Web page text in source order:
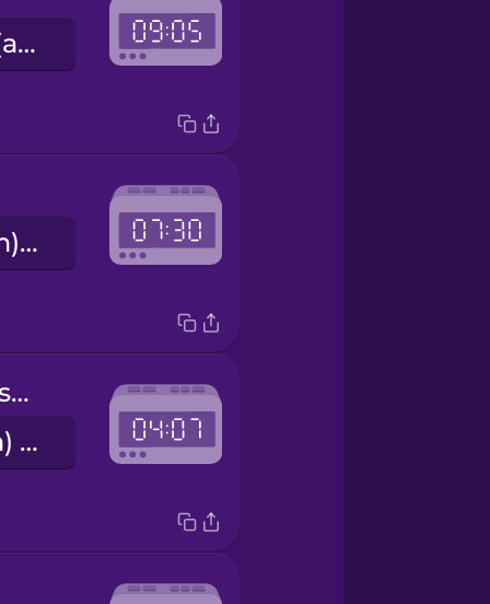
เก้าโมงห้านาที (am) / สามทุ่มห้านาที (pm)
เจ็ดโมงครึ่ง (am) / หนึ่งทุ่มครึ่ง (pm)
seven minutes after four
ตีสี่เจ็ดนาที (am) / สี่โมงเจ็ดนาที (pm)